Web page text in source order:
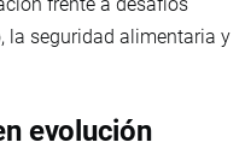
la seguridad alimentaria y
evolución